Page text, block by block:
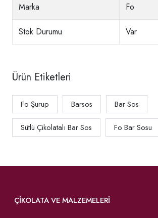
Marka Fo
Stok Durumu Var
Ürün Etiketleri
Fo Şurup Barsos Bar Sos
Sütlü Çikolatalı Bar Sos Fo Bar Sosu
ÇIKOLATA VE MALZEMELERI